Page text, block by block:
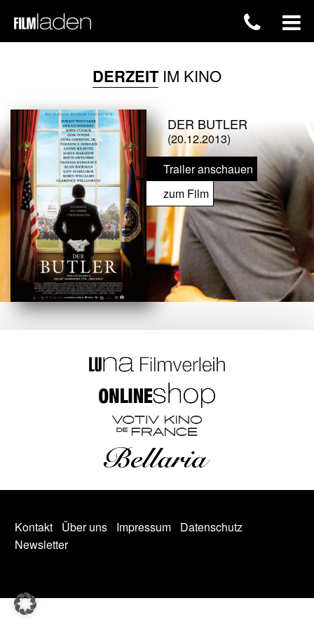
DERZEITIM KINO
DER BUTLER
(20.12.2013)
Trailer anschauen
zum Film
Kontakt Über uns Impressum
Datenschutz
Newsletter